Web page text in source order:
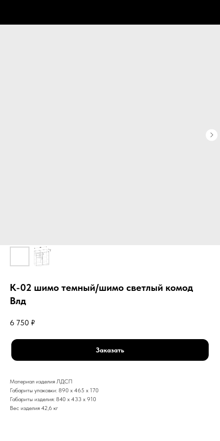
К-02 шимо темный/шимо светлый комод
Влд
6 750 ₽
Заказать
Материал изделия ЛДСП
Габариты упаковки: 890 x 465 x 170
Габариты изделия: 840 x 433 x 910
Вес изделия 42,6 кг